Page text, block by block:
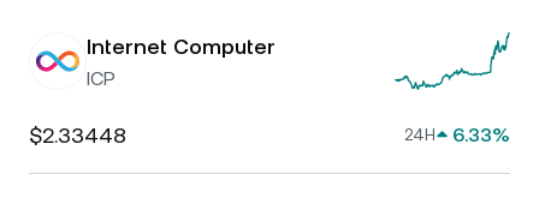
Internet Computer
ICP
$2.33448 24H 6.33%